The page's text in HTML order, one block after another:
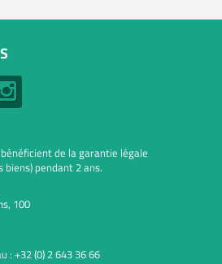
de la garantie légale
pendant 2 ans.
100
: +32 (0) 2 643 36 66